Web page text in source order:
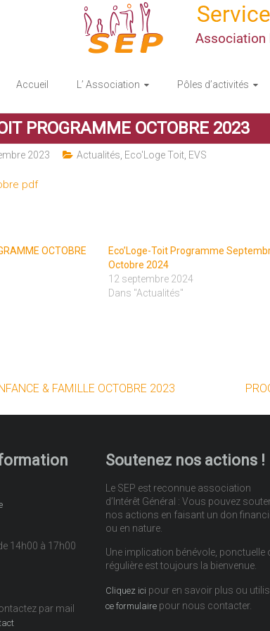
Accueil L’ Association Pôles d’activités
PROGRAMME OCTOBRE 2023
2023 Actualités Eco'Loge Toit EVS
pdf
OCTOBRE
Eco’Loge-Toit Programme
Octobre 2024
12 septembre 2024
Dans "Actualités"
& FAMILLE OCTOBRE 2023
14h00 à 17h00
par mail
Soutenez nos actions !
Le SEP est reconnue association
d’Intérêt Général : Vous pouvez
nos actions en faisant un don
ou en nature.
Une implication bénévole, ponctuelle
régulière est toujours la bienvenue.
Cliquez ici pour en savoir plus ou
ce formulairepour nous contacter.